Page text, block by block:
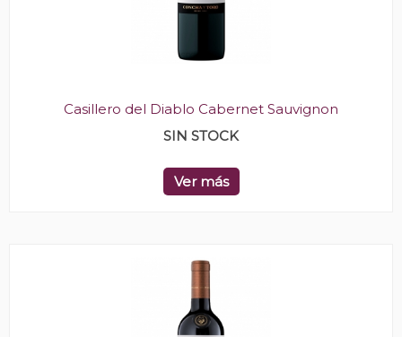
Casillero del Diablo Cabernet Sauvignon
SIN STOCK
Ver más